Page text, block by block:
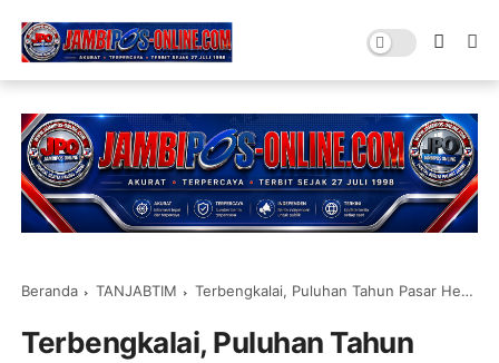
Beranda TANJABTIM Terbengkalai, Puluhan Tahun Pasar Hewan Rantau Rasau Tidak Beroperasi
Terbengkalai, Puluhan Tahun